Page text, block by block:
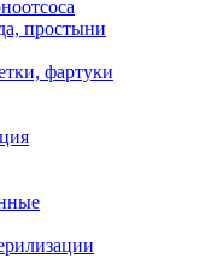
простыни
фартуки